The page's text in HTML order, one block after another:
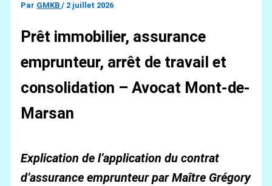
Par GMKB/ 2 juillet 2026
Prêt immobilier, assurance
emprunteur, arrêt de travail et
consolidation – Avocat Mont-de-
Marsan
Explication de l’application du contrat
d’assurance emprunteur par Maître Grégory